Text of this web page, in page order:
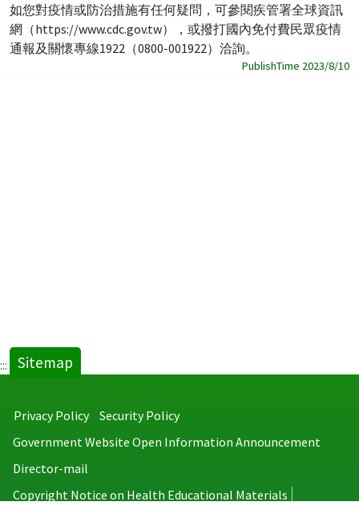
如您對疫情或防治措施有任何疑問，可參閱疾管署全球資訊
網（https://www.cdc.gov.tw），或撥打國內免付費民眾疫情
通報及關懷專線1922（0800-001922）洽詢。
PublishTime 2023/8/10
::: Sitemap
Privacy Policy
Security Policy
Government Website Open Information Announcement
Director-mail
Copyright Notice on Health Educational Materials